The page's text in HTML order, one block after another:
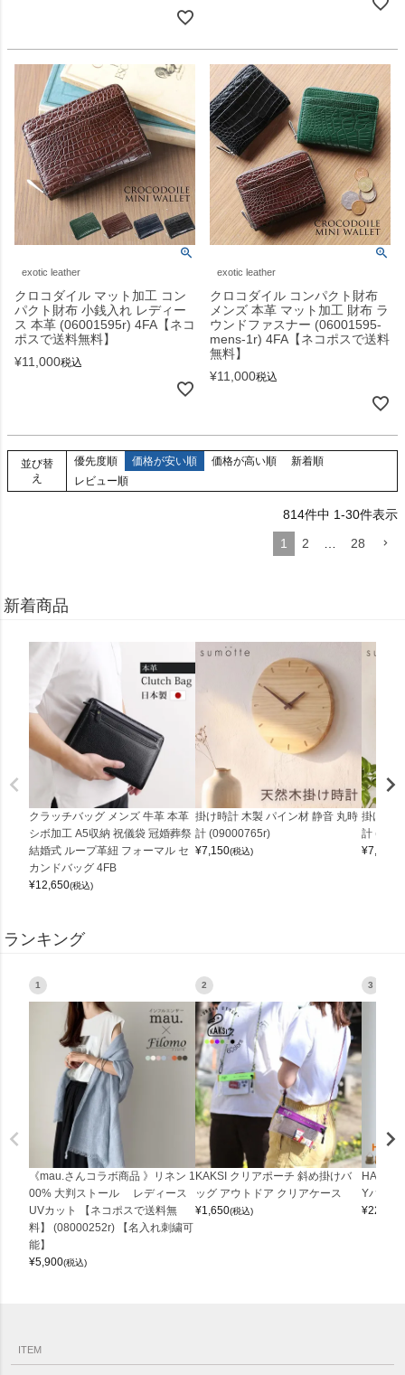
exotic leather
クロコダイル マット加工 コン
パクト財布 小銭入れ レディー
ス 本革 (06001595r) 4FA【ネコ
ポスで送料無料】
¥11,000税込
exotic leather
クロコダイル コンパクト財布
メンズ 本革 マット加工 財布 ラ
ウンドファスナー (06001595-
mens-1r) 4FA【ネコポスで送料
無料】
¥11,000税込
並び替
え
優先度順 価格が安い順 価格が高い順
新着順
レビュー順
814件中 1-30件表示
1
2 … 28
新着商品
クラッチバッグ メンズ 牛革 本革
シボ加工 A5収納 祝儀袋 冠婚葬祭
結婚式 ループ革紐 フォーマル セ
カンドバッグ 4FB
¥12,650(税込)
掛け時計 木製 パイン材 静音 丸時
計 (09000765r)
¥7,150(税込)
掛け時
計
¥7,150
ランキング
1
《mau.さんコラボ商品 》リネン 1
00% 大判ストール レディース
UVカット 【ネコポスで送料無
料】 (08000252r) 【名入れ刺繍可
能】
¥5,900(税込)
2
KAKSI クリアポーチ 斜め掛けバ
ッグ アウトドア クリアケース
¥1,650(税込)
3
Yバッグ
¥22,000
ITEM